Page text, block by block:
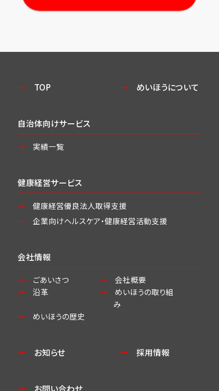
TOP めいほうについて
自治体向けサービス
実績一覧
健康経営サービス
健康経営優良法人取得支援
企業向けヘルスケア・健康経営活動支援
会社情報
ごあいさつ
会社概要
沿革
めいほうの取り組
み
めいほうの歴史
お知らせ 採用情報
お問い合わせ